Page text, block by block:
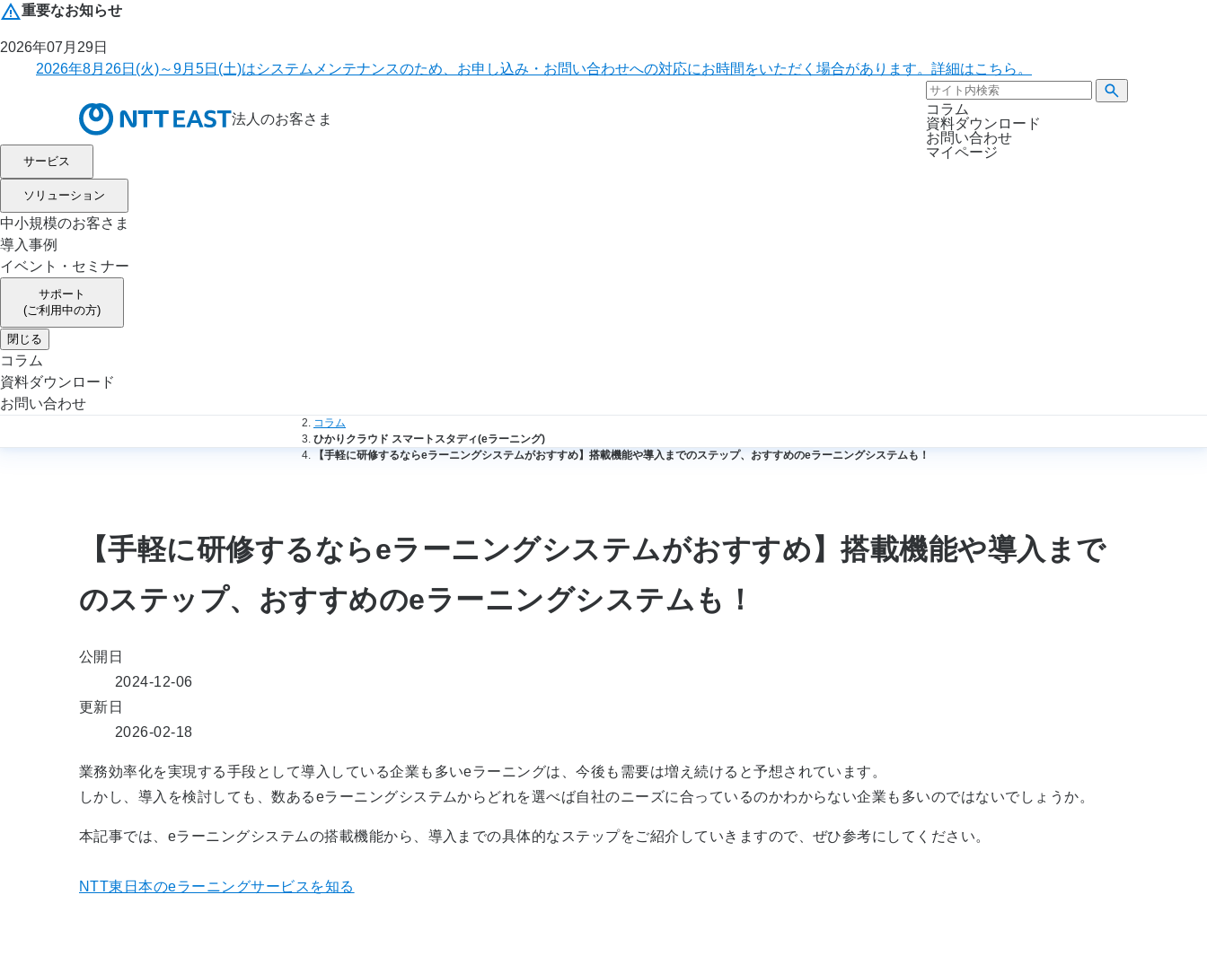
重要なお知らせ
2026年07月29日
2026年8月26日(火)～9月5日(土)はシステムメンテナンスのため、お申し込み・お問い合わせへの対応にお時間をいただく場合があります。詳細はこちら。
法人のお客さま
コラム
資料ダウンロード
お問い合わせ
マイページ
サービス
ソリューション
中小規模のお客さま
導入事例
イベント・セミナー
サポート
(ご利用中の方)
閉じる
コラム
資料ダウンロード
お問い合わせ
コラム
ひかりクラウド スマートスタディ(eラーニング)
【手軽に研修するならeラーニングシステムがおすすめ】搭載機能や導入までのステップ、おすすめのeラーニングシステムも！
【手軽に研修するならeラーニングシステムがおすすめ】搭載機能や導入まで
のステップ、おすすめのeラーニングシステムも！
公開日
2024-12-06
更新日
2026-02-18
業務効率化を実現する手段として導入している企業も多いeラーニングは、今後も需要は増え続けると予想されています。
しかし、導入を検討しても、数あるeラーニングシステムからどれを選べば自社のニーズに合っているのかわからない企業も多いのではないでしょうか。
本記事では、eラーニングシステムの搭載機能から、導入までの具体的なステップをご紹介していきますので、ぜひ参考にしてください。
NTT東日本のeラーニングサービスを知る